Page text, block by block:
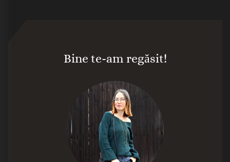
Bine te-am regăsit!